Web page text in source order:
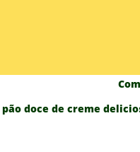
pão doce de creme